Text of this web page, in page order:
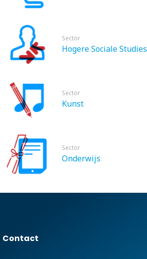
Sector
Hogere Sociale Studies
Sector
Kunst
Sector
Onderwijs
Contact